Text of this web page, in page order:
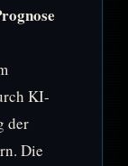
KI-
der
Die